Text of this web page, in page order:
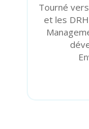
Tourné
et les